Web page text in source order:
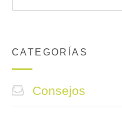
CATEGORÍAS
Consejos